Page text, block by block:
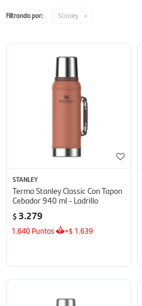
Filtrando por: Stanley
STANLEY
Termo Stanley Classic Con Tapon
Cebador 940 ml - Ladrillo
$ 3.279
1.640 Puntos +$ 1.639